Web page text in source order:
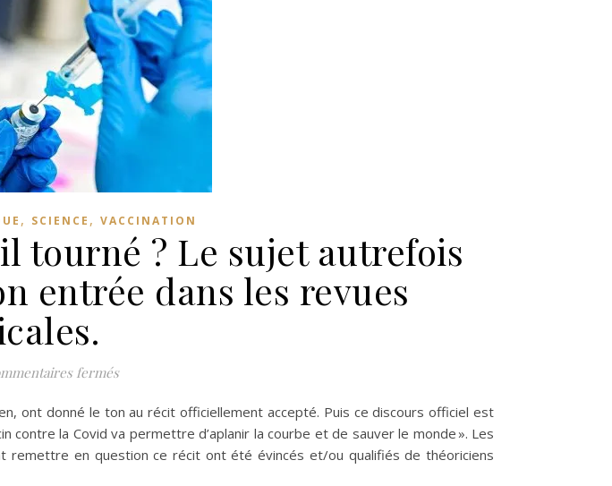
, SCIENCE , VACCINATION
tourné ? Le sujet autrefois
entrée dans les revues
ferméssur Vaccins Covid : le vent a-t-il tourné ? Le sujet autrefois tabou des lésions fait
ont donné le ton au récit officiellement accepté. Puis ce discours officiel est
contre la Covid va permettre d’aplanir la courbe et de sauver le monde ». Les
remettre en question ce récit ont été évincés et/ou qualifiés de théoriciens